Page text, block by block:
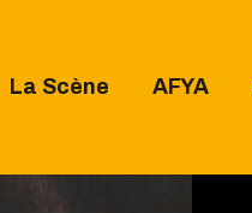
La Scène AFYA